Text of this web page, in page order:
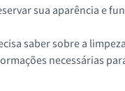
sua aparência e
saber sobre a
necessárias